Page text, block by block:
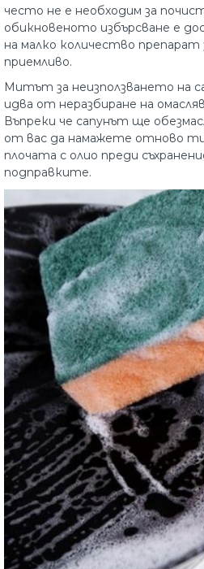
често не е необходим за
обикновеното избърсване е
на малко количество препарат
приемливо.
Митът за неизползването на
идва от неразбиране на
Въпреки че сапунът ще
от вас да намажете отново
плочата с олио преди
подправките.